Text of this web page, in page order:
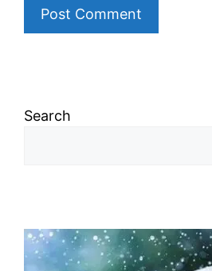
Search